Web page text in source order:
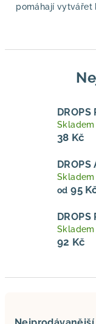
pomáhají vytvářet
DROPS
38 Kč
od 95
DROPS
92 Kč